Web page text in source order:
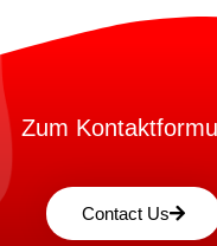
Zum
Contact Us